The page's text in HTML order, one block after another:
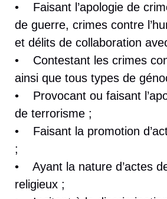
• Faisant l’apologie de
de guerre, crimes contre
et délits de collaboration
• Contestant les crimes
ainsi que tous types de
• Provocant ou faisant
de terrorisme ;
• Faisant la promotion
;
• Ayant la nature d’actes
religieux ;